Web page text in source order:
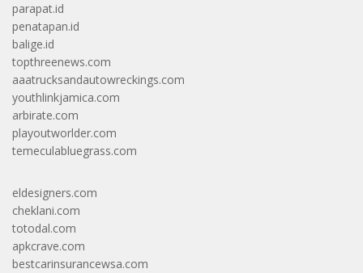
parapat.id
penatapan.id
balige.id
topthreenews.com
aaatrucksandautowreckings.com
youthlinkjamica.com
arbirate.com
playoutworlder.com
temeculabluegrass.com
eldesigners.com
cheklani.com
totodal.com
apkcrave.com
bestcarinsurancewsa.com